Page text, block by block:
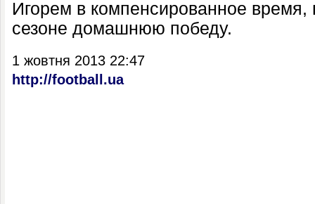
Игорем в компенсированное
сезоне домашнюю победу.
1 жовтня 2013 22:47
http://football.ua